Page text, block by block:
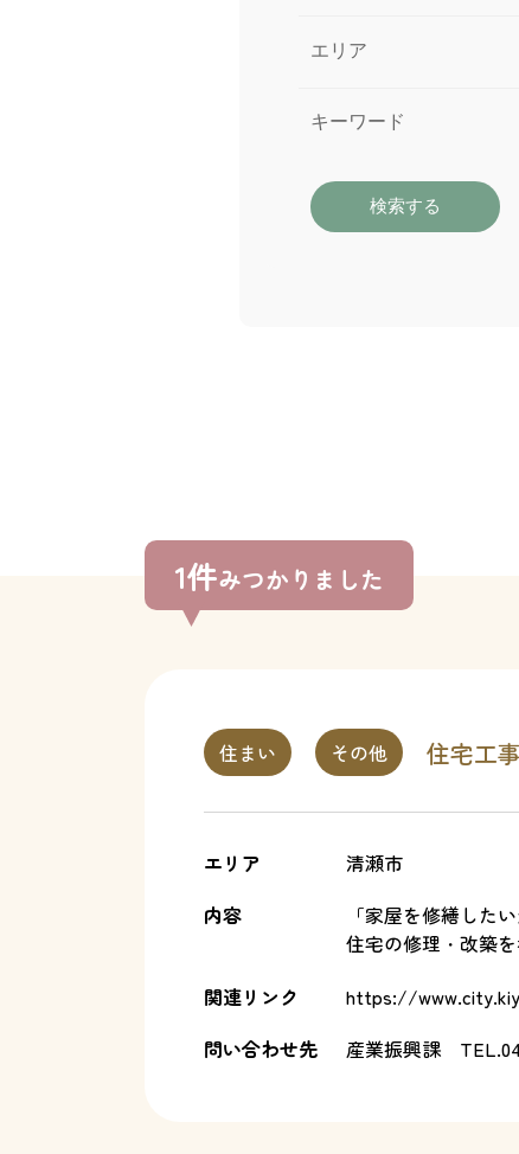
エリア
キーワード
検索する
1件みつかりました
住まい その他 住宅工
エリア
清瀬市
内容
「家屋を修繕した
住宅の修理・改築
関連リンク
https://
問い合わせ先
産業振興課